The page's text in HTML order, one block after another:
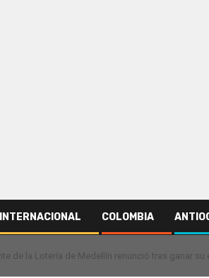
INTERNACIONAL COLOMBIA
de la Lotería de Medellín renunció tras ganar